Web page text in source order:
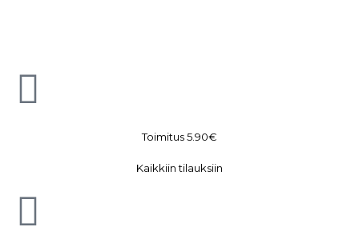
Toimitus 5.90€
Kaikkiin tilauksiin